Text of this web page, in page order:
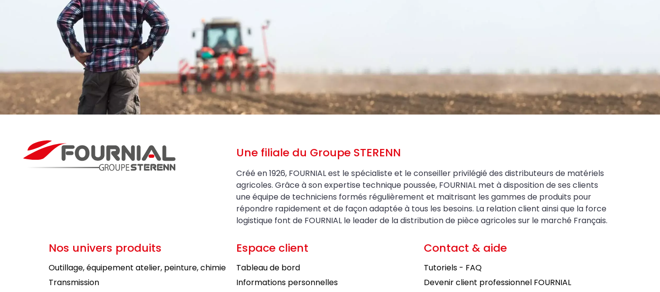
Une filiale du Groupe STERENN
Créé en 1926, FOURNIAL est le spécialiste et le conseiller privilégié des distributeurs de matériels
agricoles. Grâce à son expertise technique poussée, FOURNIAL met à disposition de ses clients
une équipe de techniciens formés régulièrement et maitrisant les gammes de produits pour
répondre rapidement et de façon adaptée à tous les besoins. La relation client ainsi que la force
logistique font de FOURNIAL le leader de la distribution de pièce agricoles sur le marché Français.
Nos univers produits
Outillage, équipement atelier, peinture, chimie
Transmission
Espace client
Tableau de bord
Informations personnelles
Contact & aide
Tutoriels - FAQ
Devenir client professionnel FOURNIAL